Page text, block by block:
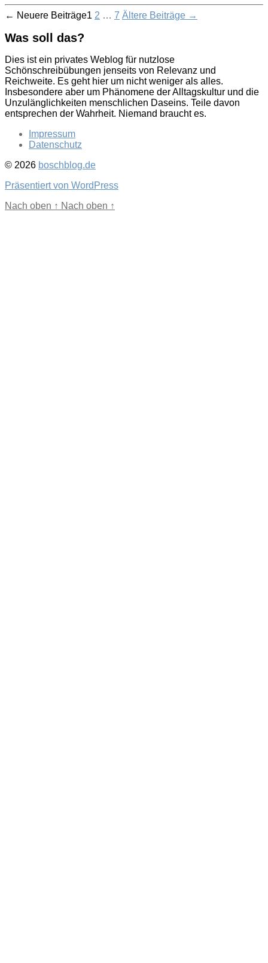
Seitennummerierung
Beiträge
← Neuere Beiträge1 2 … 7 Ältere Beiträge →
Was soll das?
Dies ist ein privates Weblog für nutzlose
Schönschreibübungen jenseits von Relevanz und
Reichweite. Es geht hier um nicht weniger als alles.
Insbesondere aber um Phänomene der Alltagskultur und die
Unzulänglichkeiten menschlichen Daseins. Teile davon
entsprechen der Wahrheit. Niemand braucht es.
Impressum
Datenschutz
© 2026 boschblog.de
Präsentiert von WordPress
Nach oben ↑ Nach oben ↑